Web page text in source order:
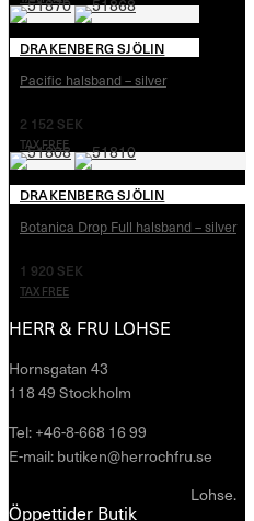
DRAKENBERG SJÖLIN
Pacific halsband – silver
2 152 SEK
TAX FREE
DRAKENBERG SJÖLIN
Botanica Drop Full halsband – silver
1 920 SEK
TAX FREE
HERR & FRU LOHSE
Hornsgatan 43
118 49 Stockholm
Tel: +46-8-668 16 99
E-mail: butiken@herrochfru.se
Öppettider Butik
Lohse.